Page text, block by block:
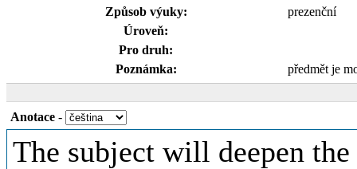
Způsob výuky:
prezenční
Úroveň:
Pro druh:
Poznámka:
předmět je
Anotace -
The subject will deepen